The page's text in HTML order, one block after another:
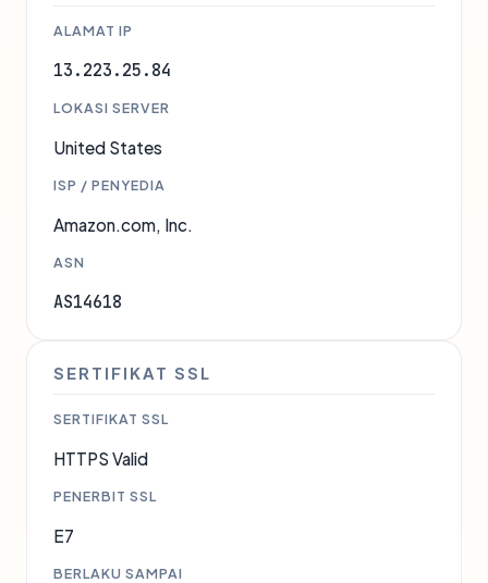
ALAMAT IP
13.223.25.84
LOKASI SERVER
United States
ISP / PENYEDIA
Amazon.com, Inc.
ASN
AS14618
SERTIFIKAT SSL
SERTIFIKAT SSL
HTTPS Valid
PENERBIT SSL
E7
BERLAKU SAMPAI